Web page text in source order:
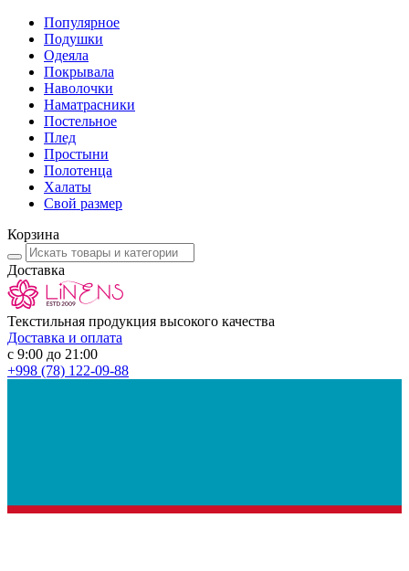
Популярное
Подушки
Одеяла
Покрывала
Наволочки
Наматрасники
Постельное
Плед
Простыни
Полотенца
Халаты
Свой размер
Корзина
Доставка
Текстильная продукция высокого качества
Доставка и оплата
с 9:00 до 21:00
+998 (78) 122-09-88